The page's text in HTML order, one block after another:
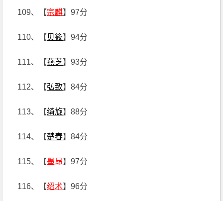
109、【宗麒】97分
110、【贝筱】94分
111、【燕芝】93分
112、【弘致】84分
113、【绮旋】88分
114、【楚春】84分
115、【墨昂】97分
116、【绍术】96分